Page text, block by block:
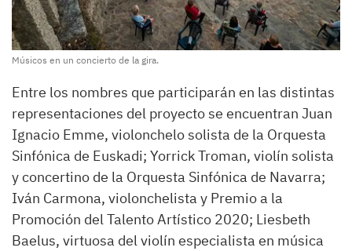
Músicos en un concierto de la gira.
Entre los nombres que participarán en las distintas
representaciones del proyecto se encuentran Juan
Ignacio Emme, violonchelo solista de la Orquesta
Sinfónica de Euskadi; Yorrick Troman, violín solista
y concertino de la Orquesta Sinfónica de Navarra;
Iván Carmona, violonchelista y Premio a la
Promoción del Talento Artístico 2020; Liesbeth
Baelus, virtuosa del violín especialista en música